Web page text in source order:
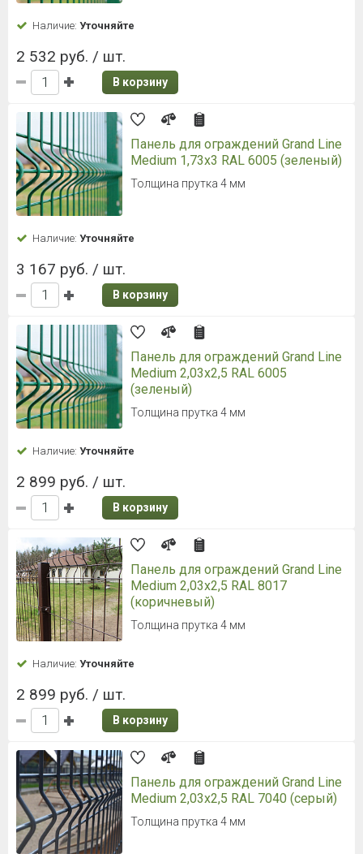
Наличие: Уточняйте
2 532 руб. / шт.
В корзину
Панель для ограждений Grand Line
Medium 1,73x3 RAL 6005 (зеленый)
Толщина прутка 4 мм
Наличие: Уточняйте
3 167 руб. / шт.
В корзину
Панель для ограждений Grand Line
Medium 2,03x2,5 RAL 6005
(зеленый)
Толщина прутка 4 мм
Наличие: Уточняйте
2 899 руб. / шт.
В корзину
Панель для ограждений Grand Line
Medium 2,03x2,5 RAL 8017
(коричневый)
Толщина прутка 4 мм
Наличие: Уточняйте
2 899 руб. / шт.
В корзину
Панель для ограждений Grand Line
Medium 2,03x2,5 RAL 7040 (серый)
Толщина прутка 4 мм